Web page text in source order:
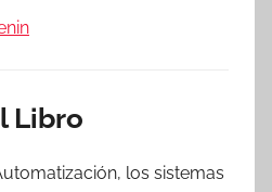
Libro
los sistemas